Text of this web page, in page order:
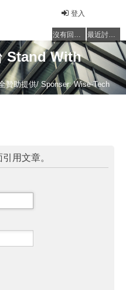
登入
沒有回覆的主題 最近討論的主題
Stand With
贊助提供/ Sponser: Wise-Tech
用文章。